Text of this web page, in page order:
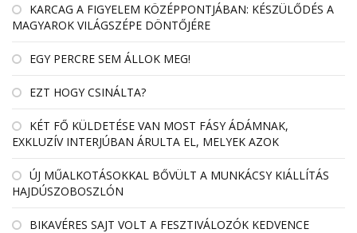
KARCAG A FIGYELEM KÖZÉPPONTJÁBAN: KÉSZÜLŐDÉS A
MAGYAROK VILÁGSZÉPE DÖNTŐJÉRE
EGY PERCRE SEM ÁLLOK MEG!
EZT HOGY CSINÁLTA?
KÉT FŐ KÜLDETÉSE VAN MOST FÁSY ÁDÁMNAK,
EXKLUZÍV INTERJÚBAN ÁRULTA EL, MELYEK AZOK
ÚJ MŰALKOTÁSOKKAL BŐVÜLT A MUNKÁCSY KIÁLLÍTÁS
HAJDÚSZOBOSZLÓN
BIKAVÉRES SAJT VOLT A FESZTIVÁLOZÓK KEDVENCE